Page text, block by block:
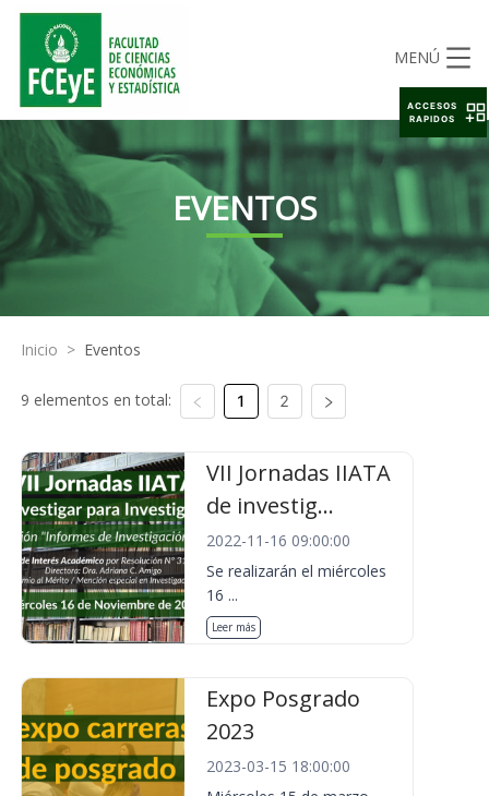
MENÚ
EVENTOS
Inicio > Eventos
9 elementos en total: 1 2
VII Jornadas IIATA
de investig...
2022-11-16 09:00:00
Se realizarán el miércoles
16 ...
Leer más
Expo Posgrado
2023
2023-03-15 18:00:00
ACCESOS
RAPIDOS